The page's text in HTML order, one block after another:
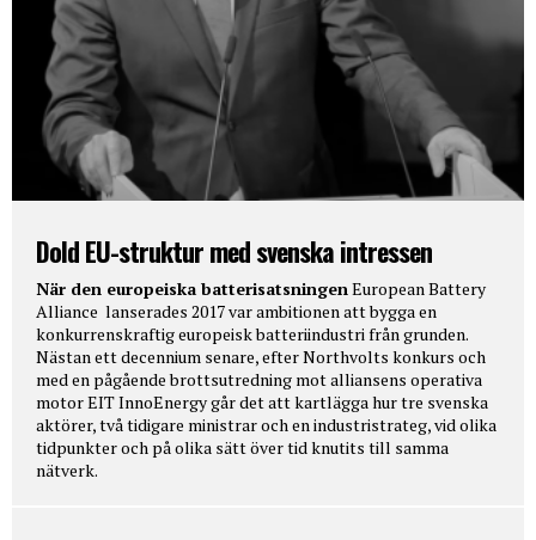
Dold EU-struktur med svenska intressen
När den europeiska batterisatsningen European Battery
Alliance lanserades 2017 var ambitionen att bygga en
konkurrenskraftig europeisk batteriindustri från grunden.
Nästan ett decennium senare, efter Northvolts konkurs och
med en pågående brottsutredning mot alliansens operativa
motor EIT InnoEnergy går det att kartlägga hur tre svenska
aktörer, två tidigare ministrar och en industristrateg, vid olika
tidpunkter och på olika sätt över tid knutits till samma
nätverk.